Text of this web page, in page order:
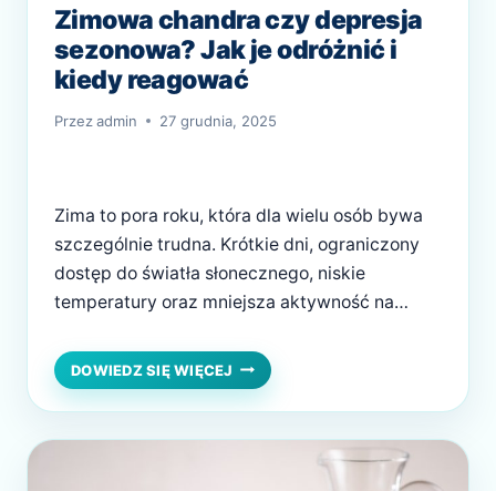
Zimowa chandra czy depresja
sezonowa? Jak je odróżnić i
kiedy reagować
Przezadmin 27 grudnia, 2025
Zima to pora roku, która dla wielu osób bywa
szczególnie trudna. Krótkie dni, ograniczony
dostęp do światła słonecznego, niskie
temperatury oraz mniejsza aktywność na
samopoczucie. Spadek energii, senność i brak
motywacji często tłumaczymy „zimową
chandrą”. Coraz częściej jednak pojawia się
pytanie, czy to tylko chwilowe obniżenie
DOWIEDZ SIĘ WIĘCEJ ZIMOWA
CHANDRA
CZY